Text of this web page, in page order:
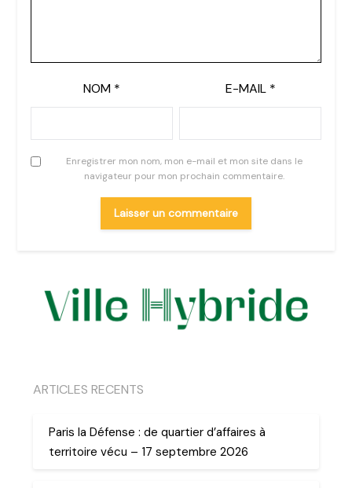
NOM * E-MAIL *
Enregistrer mon nom, mon e-mail et mon site dans le
navigateur pour mon prochain commentaire.
ARTICLES RECENTS
Paris la Défense : de quartier d’affaires à
territoire vécu – 17 septembre 2026